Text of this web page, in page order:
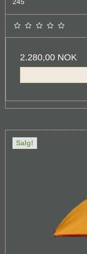
245
2.280,00 NOK
Salg!